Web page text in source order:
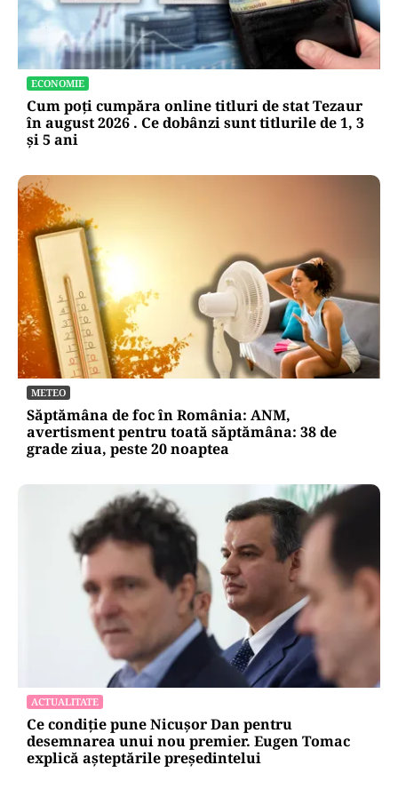
ECONOMIE
Cum poți cumpăra online titluri de stat Tezaur
în august 2026 . Ce dobânzi sunt titlurile de 1, 3
și 5 ani
METEO
Săptămâna de foc în România: ANM,
avertisment pentru toată săptămâna: 38 de
grade ziua, peste 20 noaptea
ACTUALITATE
Ce condiție pune Nicușor Dan pentru
desemnarea unui nou premier. Eugen Tomac
explică așteptările președintelui